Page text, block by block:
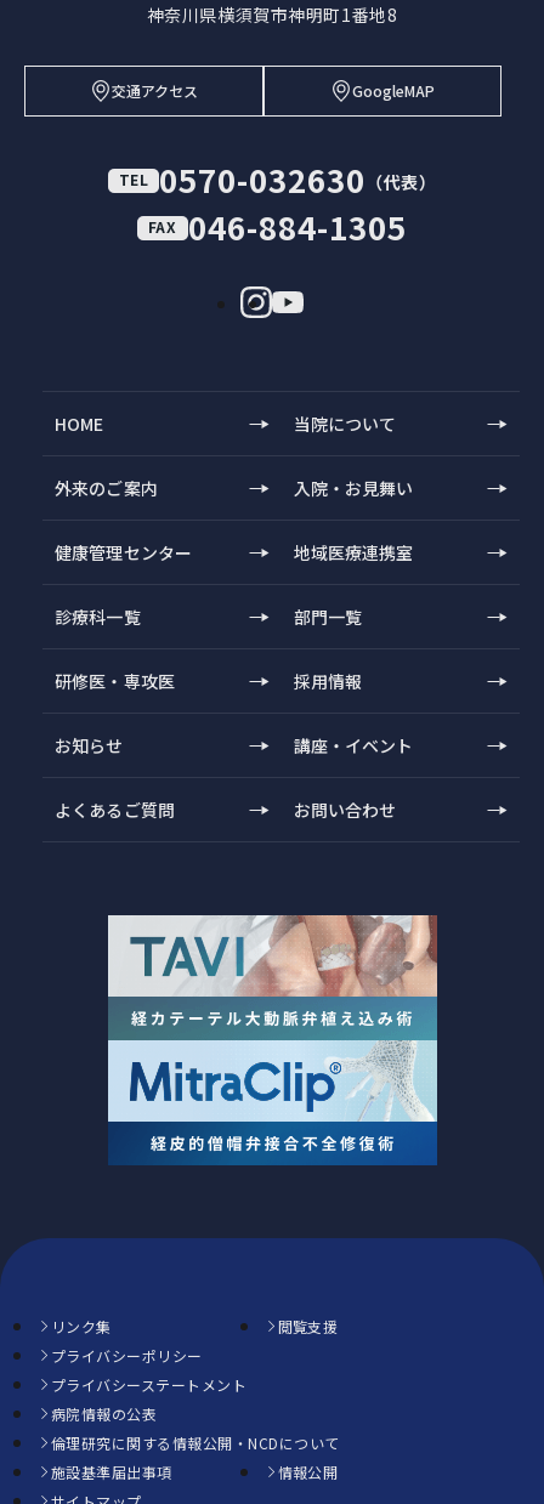
神奈川県横須賀市神明町1番地8
交通アクセス GoogleMAP
TEL 0570-032630 （代表）
FAX 046-884-1305
HOME 当院について
外来のご案内 入院・お見舞い
健康管理センター 地域医療連携室
診療科一覧 部門一覧
研修医・専攻医 採用情報
お知らせ 講座・イベント
よくあるご質問 お問い合わせ
リンク集
閲覧支援
プライバシーポリシー
プライバシーステートメント
病院情報の公表
倫理研究に関する情報公開・NCDについて
施設基準届出事項
情報公開